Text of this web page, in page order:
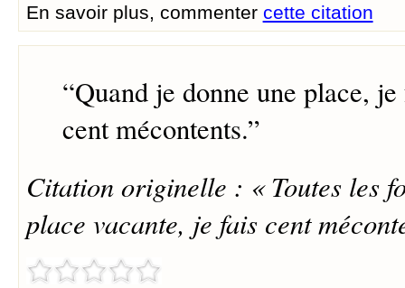
En savoir plus, commenter cette citation
“Quand je donne une place,
cent mécontents.”
Citation originelle : « Toutes les
place vacante, je fais cent